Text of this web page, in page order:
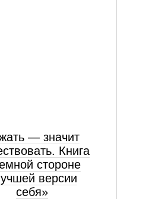
— значит
Книга
стороне
версии
себя»